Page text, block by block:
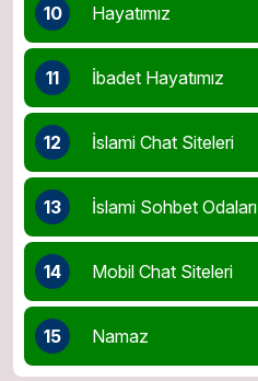
10 Hayatımız
11 İbadet Hayatımız
12 İslami Chat Siteleri
13 İslami Sohbet Odaları
14 Mobil Chat Siteleri
15 Namaz